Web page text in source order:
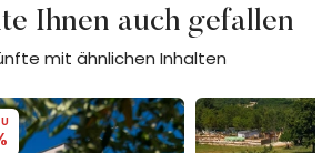
Ihnen auch gefallen
mit ähnlichen Inhalten
& Hydromassage Villa Perci